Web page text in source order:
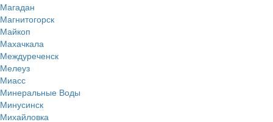
Магадан
Магнитогорск
Майкоп
Махачкала
Междуреченск
Мелеуз
Миасс
Минеральные Воды
Минусинск
Михайловка